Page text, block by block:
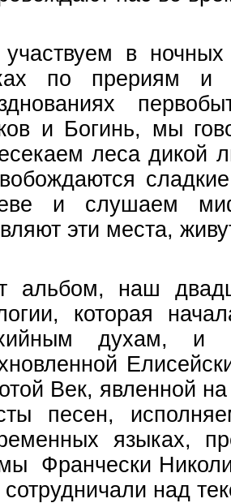
в ночных
по прериям и
и Богинь, мы
леса дикой
и слушаем
эти места,
альбом, наш
которая
духам, и
Век, явленной
песен,
языках,
Франчески
над